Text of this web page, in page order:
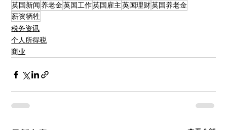
英国新闻 养老金英国工作英国雇主英国理财英国养老金
薪资牺牲
税务资讯
个人所得税
商业